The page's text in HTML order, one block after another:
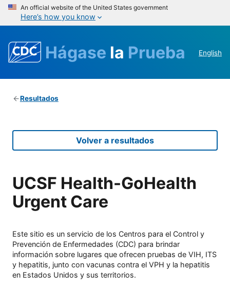
An official website of the United States government
Here’s how you know
Hágase la Prueba English
Resultados
Volver a resultados
UCSF Health-GoHealth
Urgent Care
Este sitio es un servicio de los Centros para el Control y
Prevención de Enfermedades (CDC) para brindar
información sobre lugares que ofrecen pruebas de VIH, ITS
y hepatitis, junto con vacunas contra el VPH y la hepatitis
en Estados Unidos y sus territorios.